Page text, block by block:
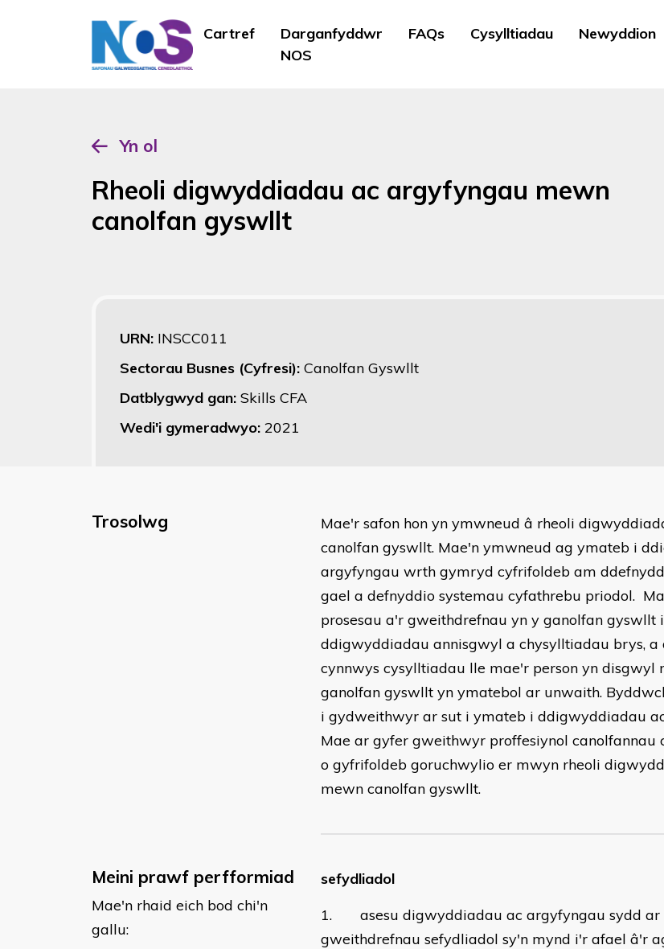
Cartref
Darganfyddwr
NOS
FAQs Cysylltiadau Newyddion
Yn ol
Rheoli digwyddiadau ac argyfyngau mewn
canolfan gyswllt
URN: INSCC011
Sectorau Busnes (Cyfresi): Canolfan Gyswllt
Datblygwyd gan: Skills CFA
Wedi'i gymeradwyo: 2021
Trosolwg
Mae'r safon hon yn ymwneud â rheoli
canolfan gyswllt. Mae'n ymwneud ag ymateb i
argyfyngau wrth gymryd cyfrifoldeb am
gael a defnyddio systemau cyfathrebu priodol.
prosesau a'r gweithdrefnau yn y ganolfan gyswllt
ddigwyddiadau annisgwyl a chysylltiadau brys, a
cynnwys cysylltiadau lle mae'r person yn disgwyl
ganolfan gyswllt yn ymatebol ar unwaith.
i gydweithwyr ar sut i ymateb i ddigwyddiadau
Mae ar gyfer gweithwyr proffesiynol
o gyfrifoldeb goruchwylio er mwyn rheoli
mewn canolfan gyswllt.
Meini prawf perfformiad
Mae'n rhaid eich bod chi'n
gallu:
sefydliadol
1. asesu digwyddiadau ac argyfyngau sydd ar
gweithdrefnau sefydliadol sy'n mynd i'r afael â'r